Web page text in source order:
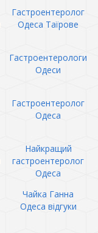
Гастроентеролог
Одеса Таїрове
Гастроентерологи
Одеси
Гастроентеролог
Одеса
Найкращий
гастроентеролог
Одеса
Чайка Ганна
Одеса відгуки